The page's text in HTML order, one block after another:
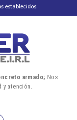
establecidos.
armado; Nos
y atención.